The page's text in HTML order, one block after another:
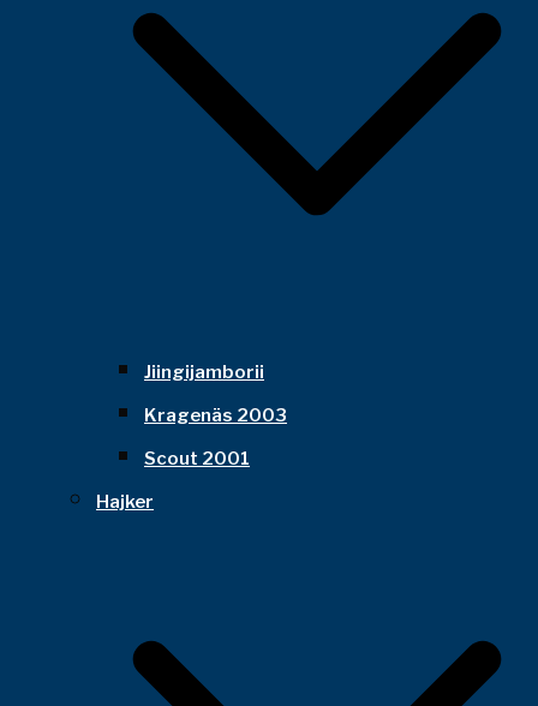
Jiingijamborii
Kragenäs 2003
Scout 2001
Hajker